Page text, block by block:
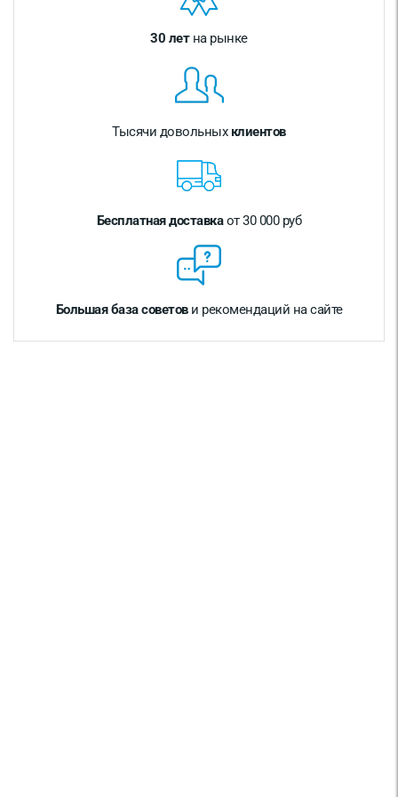
30 летна рынке
Тысячи довольных клиентов
Бесплатная доставкаот 30 000 руб
Большая база советови рекомендаций на сайте